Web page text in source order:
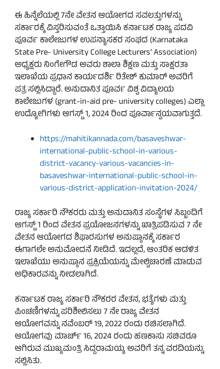
ಈ ಹಿನ್ನೆಲೆಯಲ್ಲಿ 7ನೇ ವೇತನ ಆಯೋಗದ ಸವಲತ್ತುಗಳನ್ನು
ಸರ್ಕಾರಕ್ಕೆ ವಿಸ್ತರಿಸುವಂತೆ ಒತ್ತಾಯಿಸಿ ಕರ್ನಾಟಕ ರಾಜ್ಯ ಪದವಿ
ಪೂರ್ವ ಕಾಲೇಜುಗಳ ಉಪನ್ಯಾಸಕರ ಸಂಘದ (Karnataka
State Pre- University College Lecturers’ Association)
ಅಧ್ಯಕ್ಷರು ನಿಂಗೇಗೌಡ ಅವರು ಶಾಲಾ ಶಿಕ್ಷಣ ಮತ್ತು ಸಾಕ್ಷರತಾ
ಇಲಾಖೆಯ ಪ್ರಧಾನ ಕಾರ್ಯದರ್ಶಿ ರಿತೇಶ್ ಕುಮಾರ್ ಅವರಿಗೆ
ಪತ್ರ ಸಲ್ಲಿಸಿದ್ದಾರೆ. ಅನುದಾನಿತ ಪೂರ್ವ ವಿಶ್ವ ವಿದ್ಯಾಲಯ
ಕಾಲೇಜುಗಳ (grant-in-aid pre- university colleges) ಎಲ್ಲಾ
ಉದ್ಯೋಗಿಗಳು ಆಗಸ್ಟ್ 1, 2024 ರಿಂದ ಪೂರ್ವಾನ್ವಯವಾಗುತ್ತದೆ.
https://mahitikannada.com/basaveshwar-
international-public-school-in-various-
district-vacancy-various-vacancies-in-
basaveshwar-international-public-school-in-
various-district-application-invitation-2024/
ರಾಜ್ಯ ಸರ್ಕಾರಿ ನೌಕರರು ಮತ್ತು ಅನುದಾನಿತ ಸಂಸ್ಥೆಗಳ ಸಿಬ್ಬಂದಿಗೆ
ಆಗಸ್ಟ್ 1 ರಿಂದ ವೇತನ ಪ್ರಯೋಜನಗಳನ್ನು ಖಾತ್ರಿಪಡಿಸುವ 7 ನೇ
ವೇತನ ಆಯೋಗದ ಶಿಫಾರಸುಗಳ ಅನುಷ್ಠಾನಕ್ಕೆ ಸರ್ಕಾರ
ಈಗಾಗಲೇ ಅನುಮೋದನೆ ನೀಡಿದೆ. ಇದಲ್ಲದೆ, ಆಂತರಿಕ ಆಡಳಿತ
ಇಲಾಖೆಯು ಅನುಷ್ಠಾನ ಪ್ರಕ್ರಿಯೆಯನ್ನು ಮೇಲ್ವಿಚಾರಣೆ ಮಾಡುವ
ಅಧಿಕಾರವನ್ನು ನೀಡಲಾಗಿದೆ.
ಕರ್ನಾಟಕ ರಾಜ್ಯ ಸರ್ಕಾರಿ ನೌಕರರ ವೇತನ, ಭತ್ಯೆಗಳು ಮತ್ತು
ಪಿಂಚಣಿಗಳನ್ನು ಪರಿಶೀಲಿಸಲು 7 ನೇ ರಾಜ್ಯ ವೇತನ
ಆಯೋಗವನ್ನು ನವೆಂಬರ್ 19, 2022 ರಂದು ರಚಿಸಲಾಗಿದೆ.
ಆಯೋಗವು ಮಾರ್ಚ್ 16, 2024 ರಂದು ಹಣಕಾಸು ಸಚಿವರೂ
ಆಗಿರುವ ಮುಖ್ಯಮಂತ್ರಿ ಸಿದ್ದರಾಮಯ್ಯ ಅವರಿಗೆ ತನ್ನ ವರದಿಯನ್ನು
ಸಲ್ಲಿಸಿತು.